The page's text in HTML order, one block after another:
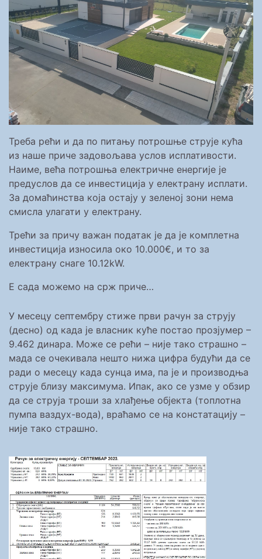
Треба рећи и да по питању потрошње струје кућа
из наше приче задовољава услов исплативости.
Наиме, већа потрошња електричне енергије је
предуслов да се инвестиција у електрану исплати.
За домаћинства која остају у зеленој зони нема
смисла улагати у електрану.
Трећи за причу важан податак је да је комплетна
инвестиција износила око 10.000€, и то за
електрану снаге 10.12kW.
Е сада можемо на срж приче…
У месецу септембру стиже први рачун за струју
(десно) од када је власник куће постао прозјумер –
9.462 динара. Може се рећи – није тако страшно –
мада се очекивала нешто нижа цифра будући да се
ради о месецу када сунца има, па је и производња
струје близу максимума. Ипак, ако се узме у обзир
да се струја троши за хлађење објекта (топлотна
пумпа ваздух-вода), враћамо се на констатацију –
није тако страшно.